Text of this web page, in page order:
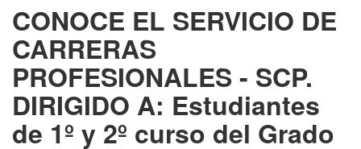
CONOCE EL SERVICIO DE
CARRERAS
PROFESIONALES - SCP.
DIRIGIDO A: Estudiantes
de 1º y 2º curso del Grado